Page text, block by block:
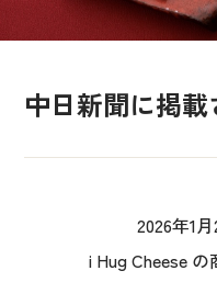
中日新聞に掲
2026年1
i Hug Cheese